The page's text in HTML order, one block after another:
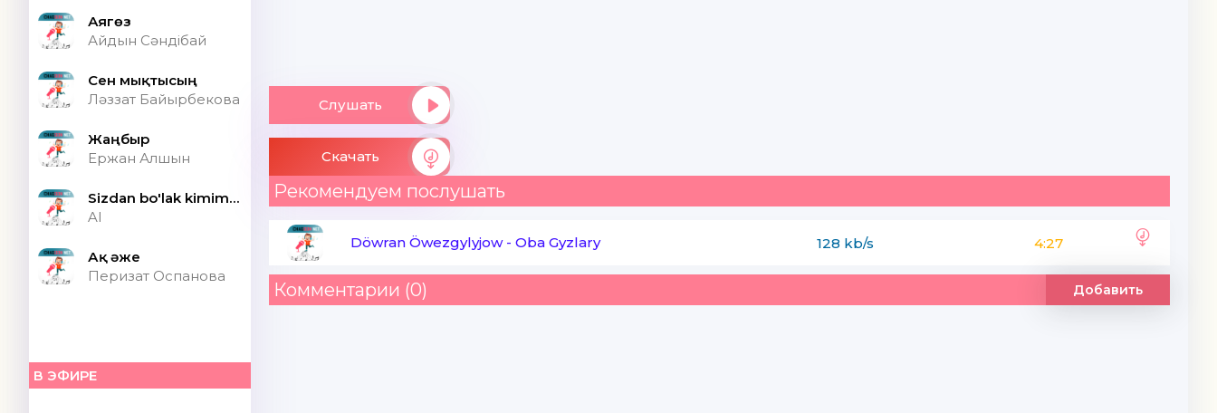
Аягөз
Айдын Сәндібай
Сен мықтысың
Ләззат Байырбекова
Жаңбыр
Ержан Алшын
Sizdan bo'lak kimim bor ONA (Speed up)
AI
Ақ әже
Перизат Оспанова
В ЭФИРЕ
Слушать
Скачать
Рекомендуем послушать
Döwran Öwezgylyjow- Oba Gyzlary 128 kb/s 4:27
Комментарии (0) Добавить